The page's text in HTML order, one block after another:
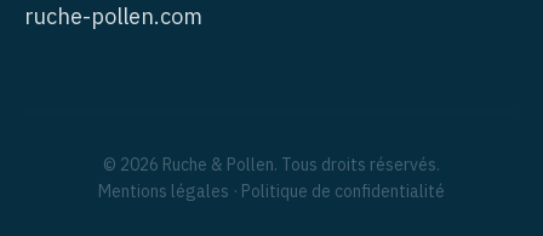
ruche-pollen.com
© 2026 Ruche & Pollen. Tous droits réservés.
Mentions légales · Politique de confidentialité